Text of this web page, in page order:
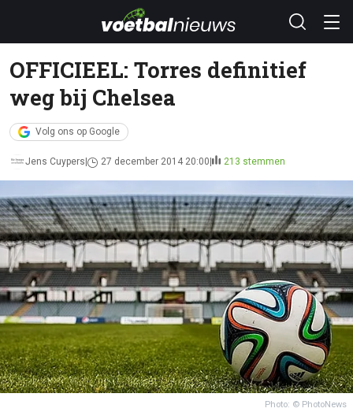
OFFICIEEL: Torres definitief
weg bij Chelsea
Volg ons op Google
Jens Cuypers 27 december 2014 20:00 213 stemmen
Photo: © PhotoNews